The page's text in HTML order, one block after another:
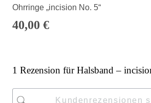
Ohrringe „incision No. 5“
40,00 €
1 Rezension fürHalsband –